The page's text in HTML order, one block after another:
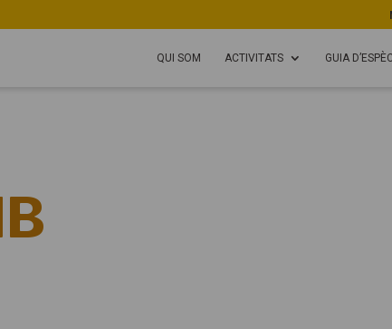
QUI SOM ACTIVITATS GUIA